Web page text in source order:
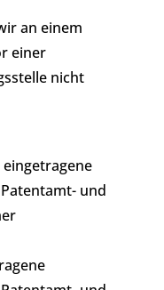
an einem
einer
nicht
eingetragene
und